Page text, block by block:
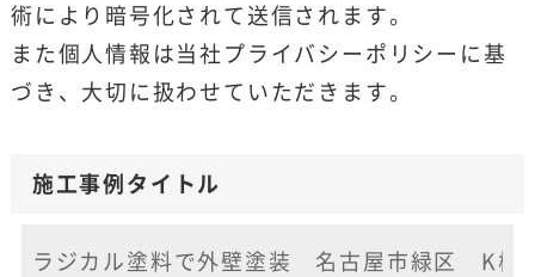
術により暗号化されて送信されます。
また個人情報は当社 プライバシーポリシー に基
づき、大切に扱わせていただきます。
施工事例タイトル